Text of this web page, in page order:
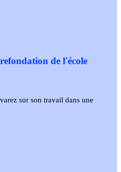
de l'école
sur son travail dans une